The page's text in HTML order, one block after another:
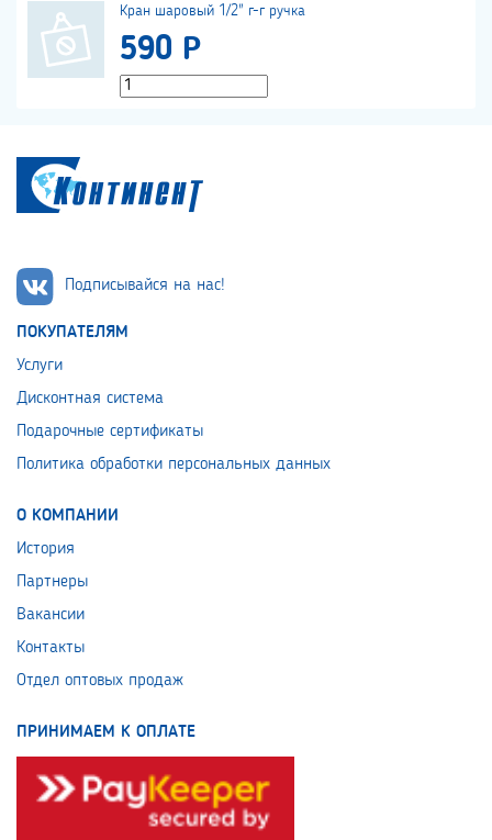
Кран шаровый 1/2" г-г ручка
590 Р
Подписывайся на нас!
ПОКУПАТЕЛЯМ
Услуги
Дисконтная система
Подарочные сертификаты
Политика обработки персональных данных
О КОМПАНИИ
История
Партнеры
Вакансии
Контакты
Отдел оптовых продаж
ПРИНИМАЕМ К ОПЛАТЕ